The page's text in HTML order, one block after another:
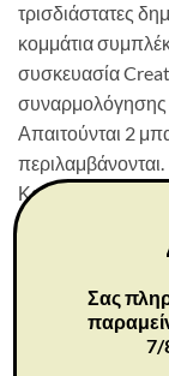
τρισδιάστατες
κομμάτια
συσκευασία
συναρμολόγησης
Απαιτούνται 2
περιλαμβάνονται.
Κατάλληλο από 8
Διαστάσεις
ΣΧΕΤΙΚΆ
Σας
7/